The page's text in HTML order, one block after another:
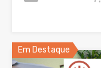
Em Destaque